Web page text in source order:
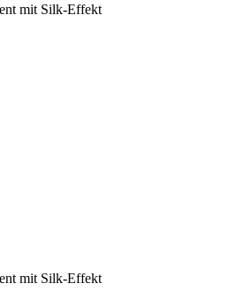
mit Silk-Effekt
mit Silk-Effekt